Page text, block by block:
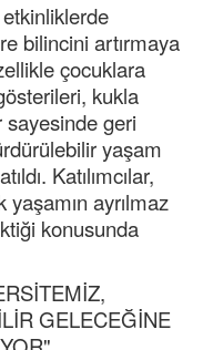
bilincini artırmaya
çocuklara
kukla
geri
yaşam
Katılımcılar,
yaşamın ayrılmaz
konusunda
GELECEĞİNE